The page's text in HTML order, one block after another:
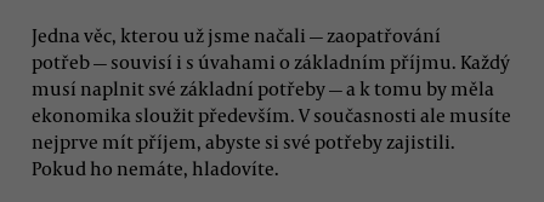
Jedna věc, kterou už jsme načali — zaopatřování
potřeb — souvisí i s úvahami o základním příjmu. Každý
musí naplnit své základní potřeby — a k tomu by měla
ekonomika sloužit především. V současnosti ale musíte
nejprve mít příjem, abyste si své potřeby zajistili.
Pokud ho nemáte, hladovíte.